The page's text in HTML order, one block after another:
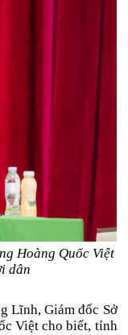
Hoàng Quốc Việt
dân
Lĩnh, Giám đốc Sở
Việt cho biết, tỉnh